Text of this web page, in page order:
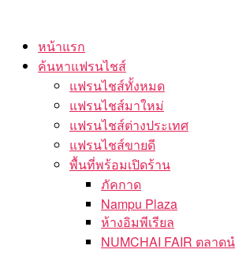
content
หน้าแรก
ค้นหาแฟรนไชส์
แฟรนไชส์ทั้งหมด
แฟรนไชส์มาใหม่
แฟรนไชส์ต่างประเทศ
แฟรนไชส์ขายดี
พื้นที่พร้อมเปิดร้าน
ภัคกาด
Nampu Plaza
ห้างอิมพีเรียล
NUMCHAI FAIR ตลา